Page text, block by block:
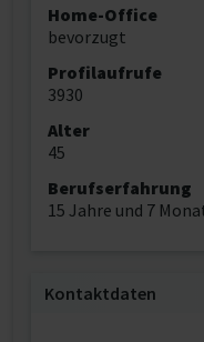
Home-Office
bevorzugt
Profilaufrufe
3930
Alter
45
Berufserfahrung
15 Jahre und 7
Kontaktdaten